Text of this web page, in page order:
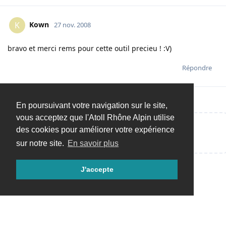
En poursuivant votre navigation sur le site,
vous acceptez que l'Atoll Rhône Alpin utilise
des cookies pour améliorer votre expérience
sur notre site. En savoir plus
J'accepte
K Kown 27 nov. 2008
bravo et merci rems pour cette outil precieu ! :V)
Répondre
Répondre…